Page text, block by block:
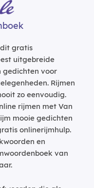
gratis
uitgebreide
gedichten voor
Rijmen
zo eenvoudig.
rijmen met Van
mooie gedichten
onlinerijmhulp.
en
van